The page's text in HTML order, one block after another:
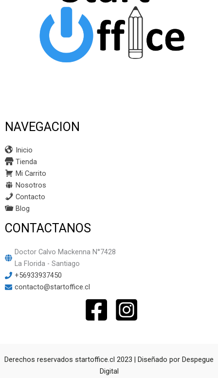
NAVEGACION
Inicio
Tienda
Mi Carrito
Nosotros
Contacto
Blog
CONTACTANOS
Doctor Calvo Mackenna N°7428
La Florida - Santiago
+56933937450
contacto@startoffice.cl
Derechos reservados startoffice.cl 2023 | Diseñado por Despegue
Digital